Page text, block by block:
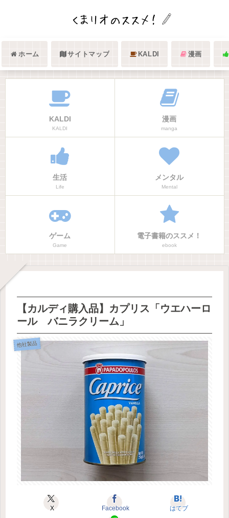
ホーム サイトマップ KALDI 漫画
KALDI
KALDI
漫画
manga
生活
Life
メンタル
Mental
ゲーム
Game
電子書籍のススメ！
ebook
【カルディ購入品】カプリス「ウエハーロ
ール バニラクリーム」
他社製品
X Facebook はてブ